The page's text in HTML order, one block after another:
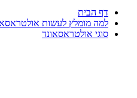
דף הבית
למה מומלץ לעשות
סוגי אולטראסאונד